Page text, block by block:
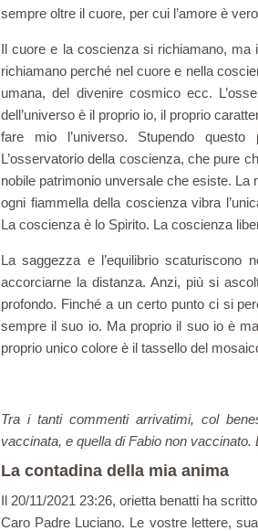
sempre oltre il cuore, per cui l’amore è
Il cuore e la coscienza si richiamano, ma
richiamano perché nel cuore e nella
umana, del divenire cosmico ecc.
dell’universo è il proprio io, il proprio
fare mio l’universo. Stupendo
L’osservatorio della coscienza, che pure
nobile patrimonio unversale che esiste.
ogni fiammella della coscienza vibra
La coscienza è lo Spirito. La coscienza
La saggezza e l’equilibrio
accorciarne la distanza. Anzi, più si
profondo. Finché a un certo punto ci si
sempre il suo io. Ma proprio il suo io è
proprio unico colore è il tassello del
Tra i tanti commenti arrivatimi, col
vaccinata, e quella di Fabio non vaccinato.
La contadina della mia anima
Il 20/11/2021 23:26, orietta benatti ha
Caro Padre Luciano. Le vostre lettere,